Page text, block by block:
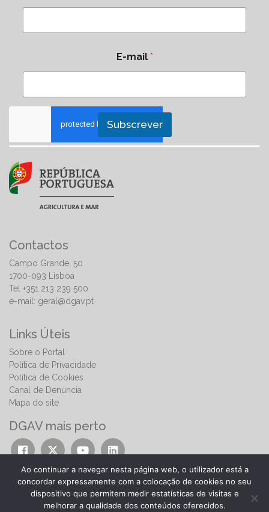
E-mail *
Subscrever
Contactos
Campo Grande, 50
1700-093 Lisboa
Tel +351 213 239 500
e-mail: geral@dgav.pt
Links Úteis
Sobre o Portal
Política de Privacidade
Política de Cookies
Canal de Denúncia
Mapa do site
DGAV mais perto
Ao continuar a navegar nesta página web, o utilizador está a
concordar expressamente com a colocação de cookies no seu
dispositivo que permitem medir estatísticas de visitas e
melhorar a qualidade dos conteúdos oferecidos.